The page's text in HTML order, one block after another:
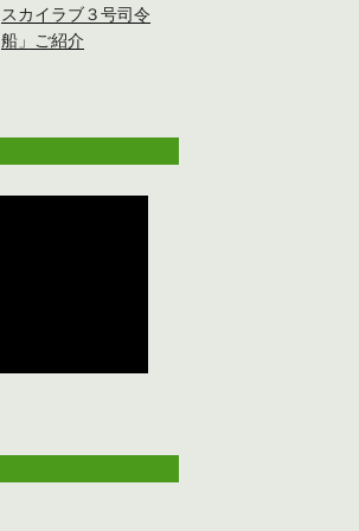
スカイラブ３号司令
船」ご紹介